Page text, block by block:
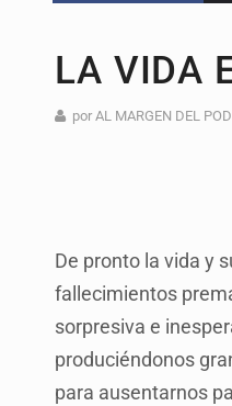
LA VIDA
por AL MARGEN DEL
De pronto la vida y
fallecimientos
sorpresiva e
produciéndonos
para ausentarnos